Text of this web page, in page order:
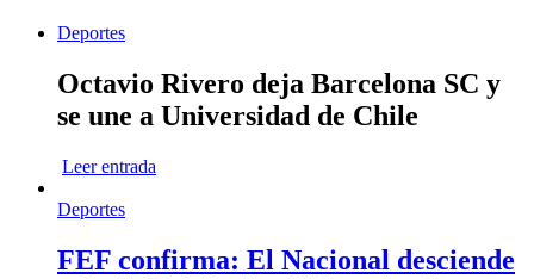
Deportes
Octavio Rivero deja Barcelona SC y
se une a Universidad de Chile
Leer entrada
Deportes
FEF confirma: El Nacional desciende